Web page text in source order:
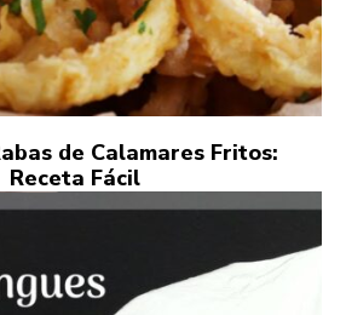
de Calamares Fritos:
Receta Fácil